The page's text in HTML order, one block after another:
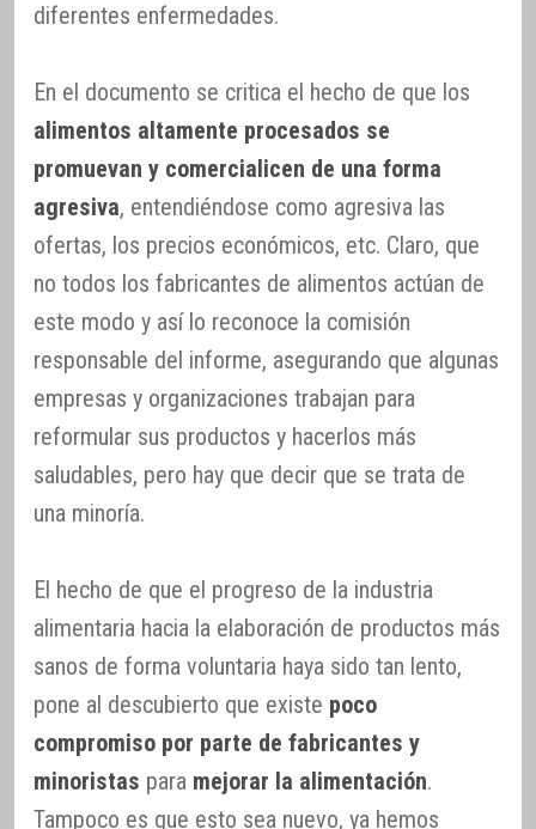
diferentes enfermedades.
En el documento se critica el hecho de que los
alimentos altamente procesados se
promuevan y comercialicen de una forma
agresiva, entendiéndose como agresiva las
ofertas, los precios económicos, etc. Claro, que
no todos los fabricantes de alimentos actúan de
este modo y así lo reconoce la comisión
responsable del informe, asegurando que algunas
empresas y organizaciones trabajan para
reformular sus productos y hacerlos más
saludables, pero hay que decir que se trata de
una minoría.
El hecho de que el progreso de la industria
alimentaria hacia la elaboración de productos más
sanos de forma voluntaria haya sido tan lento,
pone al descubierto que existe poco
compromiso por parte de fabricantes y
minoristas para mejorar la alimentación.
Tampoco es que esto sea nuevo, ya hemos